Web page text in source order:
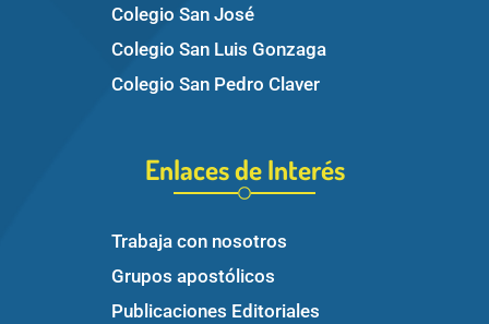
Colegio San José
Colegio San Luis Gonzaga
Colegio San Pedro Claver
Enlaces de Interés
Trabaja con nosotros
Grupos apostólicos
Publicaciones Editoriales